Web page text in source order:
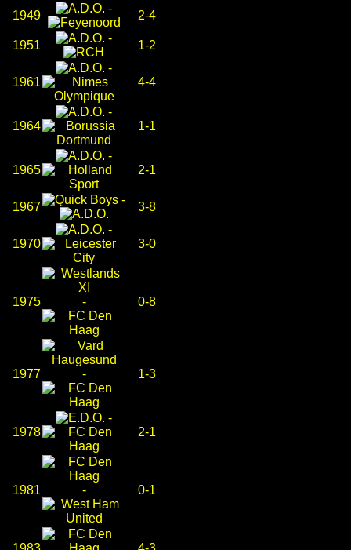
1949
-
2-4
1951
-
1-2
1961
-
4-4
1964
-
1-1
1965
-
2-1
1967
-
3-8
1970
-
3-0
1975 - 0-8
1977 - 1-3
1978
-
2-1
1981 - 0-1